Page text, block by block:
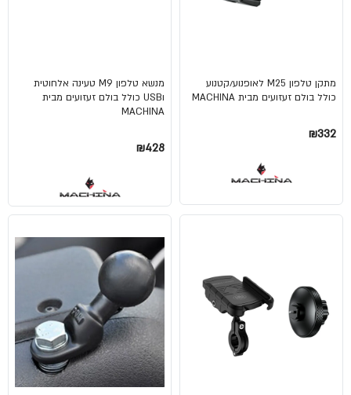
מתקן טלפון M25 לאופנוע/קטנוע
כולל בולם זעזועים מבית MACHINA
₪332
מנשא טלפון M9 טעינה אלחוטית
וUSB כולל בולם זעזועים מבית
MACHINA
₪428